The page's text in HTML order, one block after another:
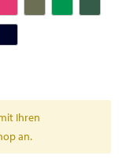
Ihren
an.